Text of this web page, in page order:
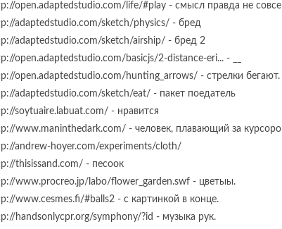
open.adaptedstudio.com/life/#play - смысл правда не
adaptedstudio.com/sketch/physics/ - бред
adaptedstudio.com/sketch/airship/ - бред 2
open.adaptedstudio.com/basicjs/2-distance-eri... - __
open.adaptedstudio.com/hunting_arrows/ - стрелки бегают.
adaptedstudio.com/sketch/eat/ - пакет поедатель
soytuaire.labuat.com/ - нравится
www.maninthedark.com/ - человек, плавающий за
andrew-hoyer.com/experiments/cloth/
thisissand.com/ - песоок
www.procreo.jp/labo/flower_garden.swf - цветыы.
www.cesmes.fi/#balls2 - с картинкой в конце.
handsonlycpr.org/symphony/?id - музыка рук.